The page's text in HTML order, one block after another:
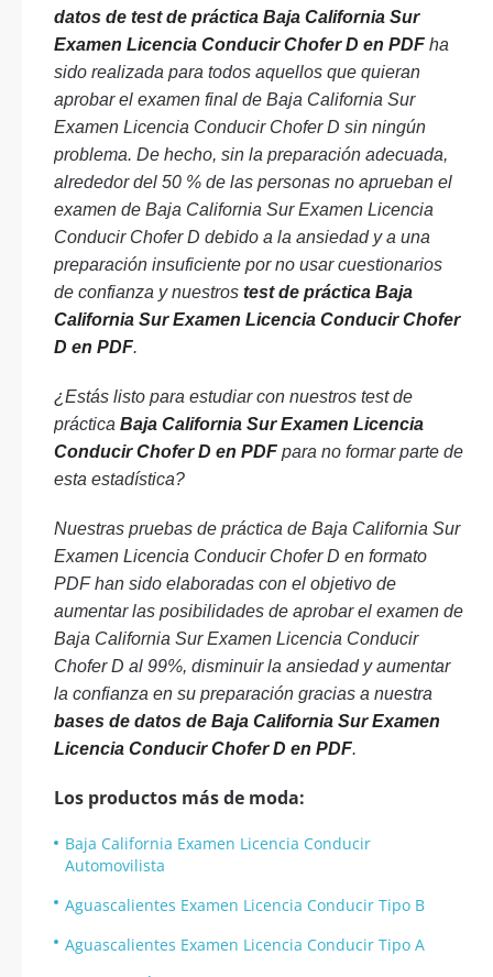
datos de test de práctica Baja California Sur
Examen Licencia Conducir Chofer D en PDF ha
sido realizada para todos aquellos que quieran
aprobar el examen final de Baja California Sur
Examen Licencia Conducir Chofer D sin ningún
problema. De hecho, sin la preparación adecuada,
alrededor del 50 % de las personas no aprueban el
examen de Baja California Sur Examen Licencia
Conducir Chofer D debido a la ansiedad y a una
preparación insuficiente por no usar cuestionarios
de confianza y nuestros test de práctica Baja
California Sur Examen Licencia Conducir Chofer
D en PDF.
¿Estás listo para estudiar con nuestros test de
práctica Baja California Sur Examen Licencia
Conducir Chofer D en PDF para no formar parte de
esta estadística?
Nuestras pruebas de práctica de Baja California Sur
Examen Licencia Conducir Chofer D en formato
PDF han sido elaboradas con el objetivo de
aumentar las posibilidades de aprobar el examen de
Baja California Sur Examen Licencia Conducir
Chofer D al 99%, disminuir la ansiedad y aumentar
la confianza en su preparación gracias a nuestra
bases de datos de Baja California Sur Examen
Licencia Conducir Chofer D en PDF.
Los productos más de moda:
Baja California Examen Licencia Conducir
Automovilista
Aguascalientes Examen Licencia Conducir Tipo B
Aguascalientes Examen Licencia Conducir Tipo A